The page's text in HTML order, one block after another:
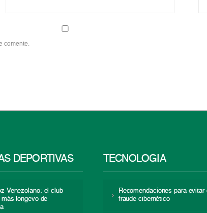
comente.
DEPORTIVAS
Venezolano: el club
longevo de
TECNOLOGÍA
Recomendaciones para evitar
fraude cibernético